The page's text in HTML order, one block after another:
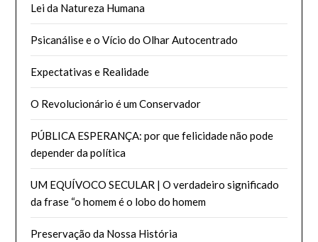
Lei da Natureza Humana
Psicanálise e o Vício do Olhar Autocentrado
Expectativas e Realidade
O Revolucionário é um Conservador
PÚBLICA ESPERANÇA: por que felicidade não pode
depender da política
UM EQUÍVOCO SECULAR | O verdadeiro significado
da frase “o homem é o lobo do homem
Preservação da Nossa História